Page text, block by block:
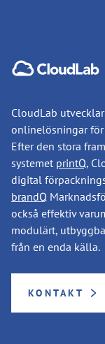
CloudLab
onlinelösningar
Efter den stora
systemet printQ,
digital
brandQ
också effektiv
modulärt,
från en enda källa.
KONTAKT